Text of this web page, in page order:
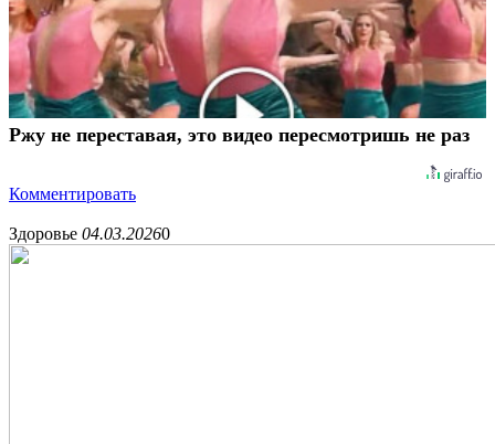
Ржу не переставая, это видео пересмотришь не раз
Комментировать
Здоровье 04.03.20260